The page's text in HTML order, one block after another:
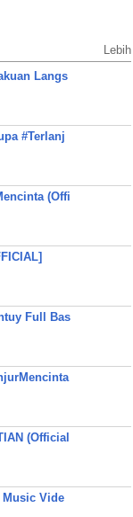
Lebih
Langs
#Terlanj
(Offi
Full Bas
(Official
Music Vide